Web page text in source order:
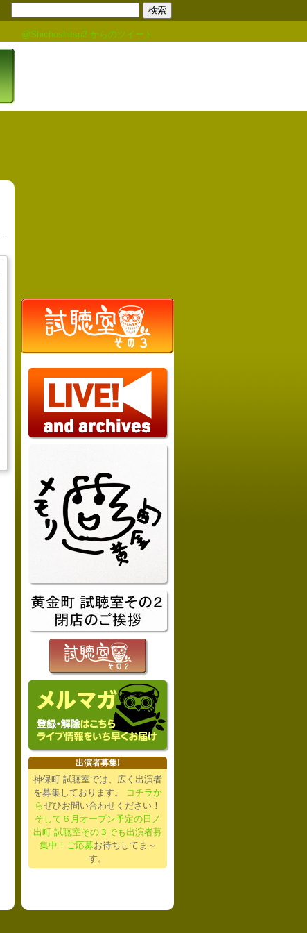
出演者募集!
神保町 試聴室では、広く出演者
を募集しております。
コチラか
らぜひお問い合わせください！
そして６月オープン予定の日ノ
出町 試聴室その３でも出演者募
集中！ご応募お待ちしてま～
す。
@Shichoshitsu2 からのツイート